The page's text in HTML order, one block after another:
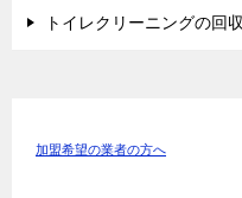
トイレクリーニングの
加盟希望の業者の方へ